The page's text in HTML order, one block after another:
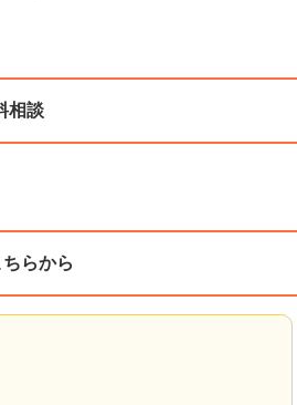
相談
らから